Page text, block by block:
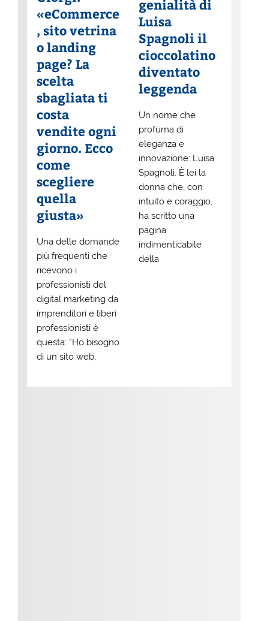
«eCommerce
, sito vetrina
o landing
page? La
scelta
sbagliata ti
costa
vendite ogni
giorno. Ecco
come
scegliere
quella
giusta»
Una delle domande
più frequenti che
ricevono i
professionisti del
digital marketing da
imprenditori e liberi
professionisti è
questa: “Ho bisogno
di un sito web,
genialità di
Luisa
Spagnoli il
cioccolatino
diventato
leggenda
Un nome che
profuma di
eleganza e
innovazione: Luisa
Spagnoli. È lei la
donna che, con
intuito e coraggio,
ha scritto una
pagina
indimenticabile
della